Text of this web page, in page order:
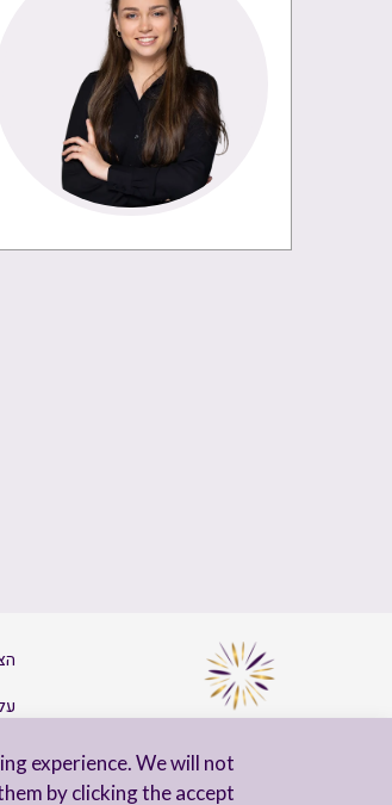
experience. We will not
by clicking the accept